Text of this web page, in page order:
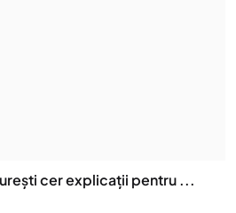
cer explicații pentru ...